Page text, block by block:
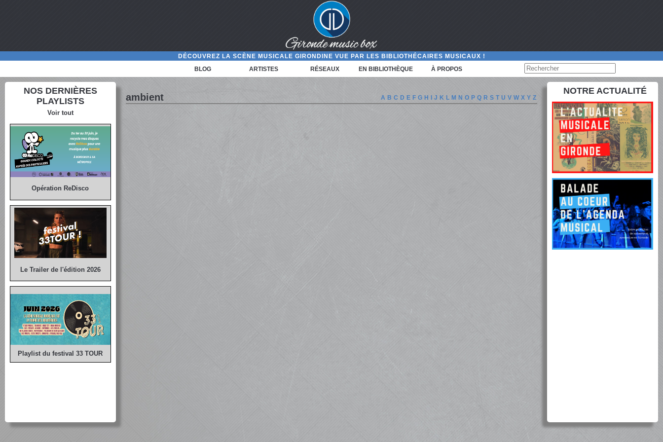
DÉCOUVREZ LA SCÈNE MUSICALE GIRONDINE VUE PAR LES BIBLIOTHÉCAIRES MUSICAUX !
BLOG
ARTISTES RÉSEAUX EN BIBLIOTHÈQUE À PROPOS
NOS DERNIÈRES
PLAYLISTS
Voir tout
Opération ReDisco
Le Trailer de l'édition 2026
Playlist du festival 33 TOUR
ambient A B C D E F G H I J K L M N O P Q R S T U V W X Y Z
NOTRE ACTUALITÉ